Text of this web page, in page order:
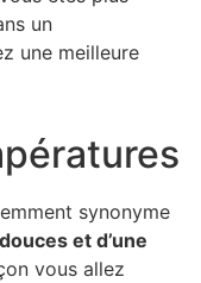
un
une meilleure
synonyme
et d’une
vous allez